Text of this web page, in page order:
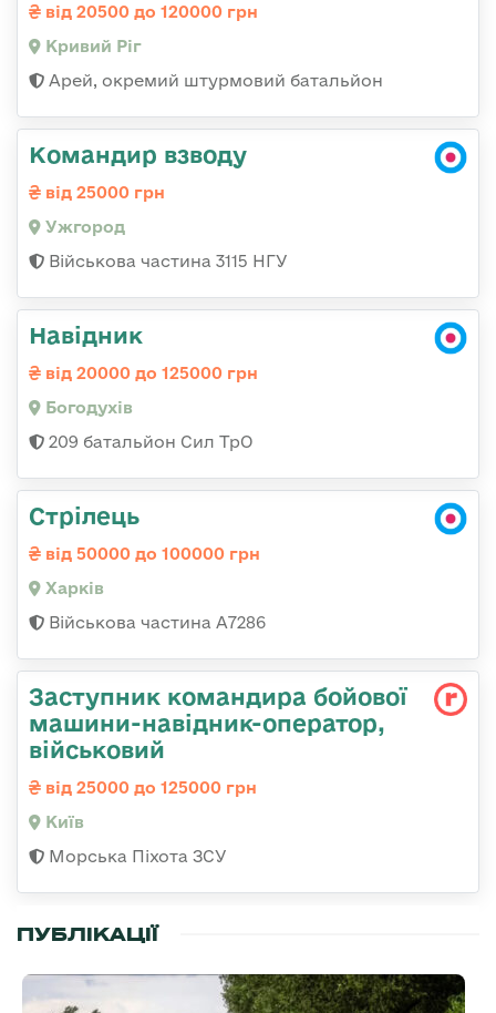
від 20500 до 120000 грн
Кривий Ріг
Арей, окремий штурмовий батальйон
Командир взводу
від 25000 грн
Ужгород
Військова частина 3115 НГУ
Навідник
від 20000 до 125000 грн
Богодухів
209 батальйон Сил ТрО
Стрілець
від 50000 до 100000 грн
Харків
Військова частина А7286
Заступник командиpа бойової
машини-навідник-оператор,
військовий
від 25000 до 125000 грн
Київ
Морська Піхота ЗСУ
ПУБЛІКАЦІЇ